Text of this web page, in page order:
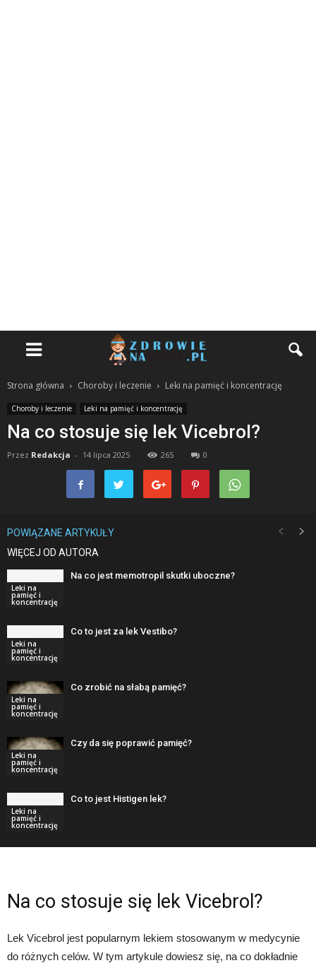
Strona główna Choroby i leczenie Leki na pamięć i koncentrację
Choroby i leczenie Leki na pamięć i koncentrację
Na co stosuje się lek Vicebrol?
Przez Redakcja - 14 lipca 2025 265 0
POWIĄZANE ARTYKUŁY
WIĘCEJ OD AUTORA
Leki na
pamięć i
koncentrację
Na co jest memotropil skutki uboczne?
Leki na
pamięć i
koncentrację
Co to jest za lek Vestibo?
Leki na
pamięć i
koncentrację
Co zrobić na słabą pamięć?
Leki na
pamięć i
koncentrację
Czy da się poprawić pamięć?
Leki na
pamięć i
koncentrację
Co to jest Histigen lek?
Na co stosuje się lek Vicebrol?
Lek Vicebrol jest popularnym lekiem stosowanym w medycynie
do różnych celów. W tym artykule dowiesz się, na co dokładnie